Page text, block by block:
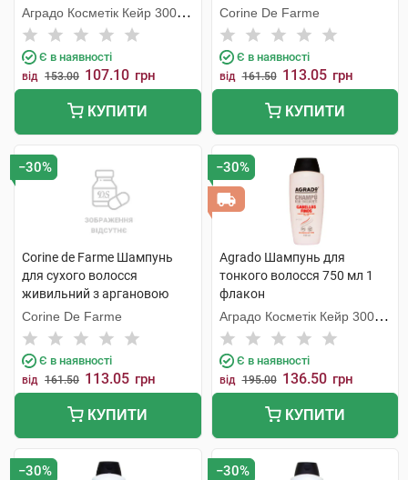
Аградо Косметік Кейр 3000
С.Л.У.
Є в наявності
від 153.00 107.10 грн
КУПИТИ
зеленого чаю 750 мл 1
флакон
Corine De Farme
Є в наявності
від 161.50 113.05 грн
КУПИТИ
−30%
Corine de Farme Шампунь
для сухого волосся
живильний з аргановою
олією 750 мл 1 флакон
Corine De Farme
Є в наявності
від 161.50 113.05 грн
КУПИТИ
−30%
Agrado Шампунь для
тонкого волосся 750 мл 1
флакон
Аградо Косметік Кейр 3000
С.Л.У.
Є в наявності
від 195.00 136.50 грн
КУПИТИ
−30% −30%